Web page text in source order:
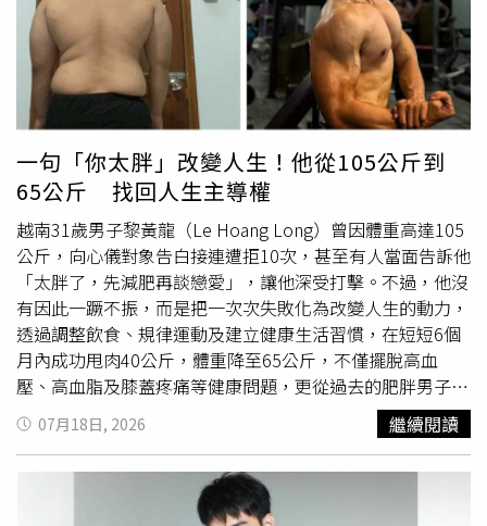
現濕疹、紅腫、水泡及大量滲液。1名20多歲男子日前完成
大面積彩色刺青，3天後刺青部位竟出現大量滲液。（圖／
翻攝自臉書，吳仁欽皮膚科）醫師進一步說明，若患者因搔
癢抓破皮膚，細菌便可能趁機入侵，引發次發性感染，使傷
口惡化，增加治療難度。因此，一旦刺青後出現持續紅腫、
劇烈疼痛、流膿或滲液等異常情況，應盡快就醫，避免延誤
治療。吳仁欽提醒，並非所有人都適合彩色刺青，尤其有過
敏體質或曾對金屬飾品、染髮劑等產生過敏反應者，更應提
高警覺。若有刺青需求，可事先與刺青師討論顏料成分，必
要時進行局部過敏測試，以降低過敏及感染風險，避免原本
期待的刺青作品，最後變成難以收拾的皮膚問題。
一句「你太胖」改變人生！他從105公斤到
65公斤 找回人生主導權
越南31歲男子黎黃龍（Le Hoang Long）曾因體重高達105
公斤，向心儀對象告白接連遭拒10次，甚至有人當面告訴他
「太胖了，先減肥再談戀愛」，讓他深受打擊。不過，他沒
有因此一蹶不振，而是把一次次失敗化為改變人生的動力，
透過調整飲食、規律運動及建立健康生活習慣，在短短6個
月內成功甩肉40公斤，體重降至65公斤，不僅擺脫高血
壓、高血脂及膝蓋疼痛等健康問題，更從過去的肥胖男子蛻
變成健身教練。黎黃龍坦言，自己最大的收穫並非減掉40公
斤，而是終於戰勝了曾經的自己。根據《VnExpress》報
導，住在越南胡志明市的黎黃龍表示，自己並非從小就胖，
而是多年來缺乏運動、經常久坐，加上飲食不節制及容易囤
積脂肪的體質，體重逐年增加，到了2022年初已飆升至105
07月18日, 2026 繼續閱讀